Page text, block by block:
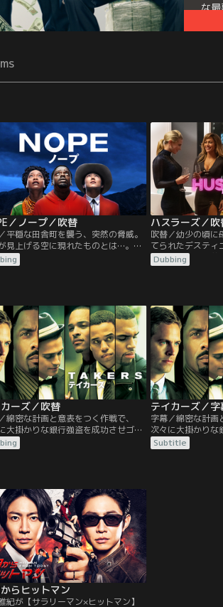
な
／ノープ／吹替
平穏な田舎町を襲う、突然の脅威。
見上げる空に現れたものとは…。最
跡がやってくる。亡き父から、牧場
継いだOJは、父の事故死をいまだに
の事故の際に一瞬目にした飛行物体
られずにいた。
ハスラーズ／吹
吹替／幼少の頃に
てられたデスティ
ー）は、祖母を養
ブで働き始める。
うになる。しかし
機により…。
Dubbing
ーズ／吹替
綿密な計画と意表をつく作戦で、
大掛かりな銀行強盗を成功させゴー
でスタイリッシュな生活を楽しんで
たち5人のチーム≪TAKERS／テイカ
捕まっていた元仲間ゴーストが出所
2000万ドル強奪の大仕事を持ちかけ
テイカーズ／字
字幕／綿密な計画
次々に大掛かりな
ジャスでスタイリ
いる男たち5人の
Subtitle
らヒットマン
紀が【サラリーマン×ヒットマン】